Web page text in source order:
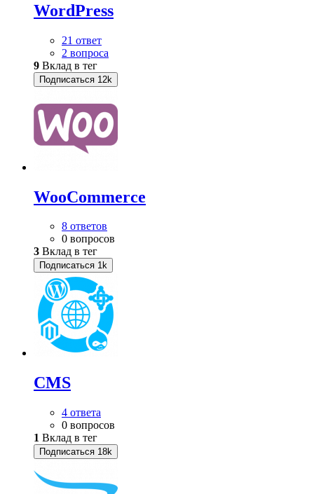
WordPress
21 ответ
2 вопроса
9 Вклад в тег
Подписаться 12k
WooСommerce
8 ответов
0 вопросов
3 Вклад в тег
Подписаться 1k
CMS
4 ответа
0 вопросов
1 Вклад в тег
Подписаться 18k